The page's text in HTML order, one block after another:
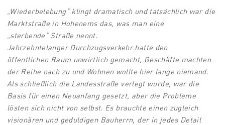
„Wiederbelebung“ klingt dramatisch und tatsächlich war die
Marktstraße in Hohenems das, was man eine
„sterbende“ Straße nennt.
Jahrzehntelanger Durchzugsverkehr hatte den
öffentlichen Raum unwirtlich gemacht, Geschäfte machten
der Reihe nach zu und Wohnen wollte hier lange niemand.
Als schließlich die Landesstraße verlegt wurde, war die
Basis für einen Neuanfang gesetzt, aber die Probleme
lösten sich nicht von selbst. Es brauchte einen zugleich
visionären und geduldigen Bauherrn, der in jedes Detail